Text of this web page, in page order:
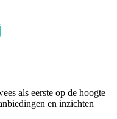
als eerste op de hoogte
en inzichten